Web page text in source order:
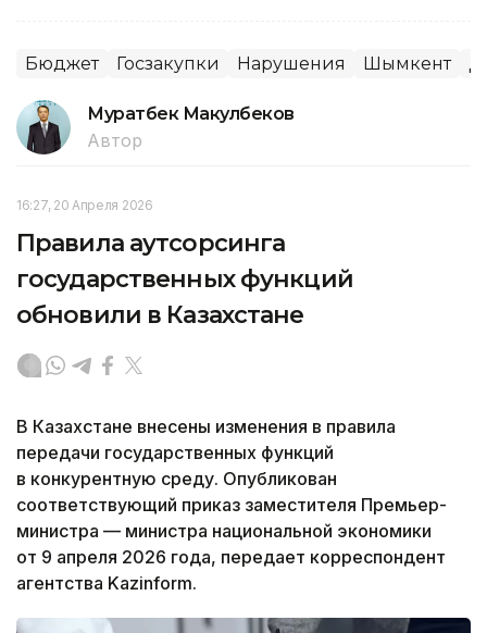
Бюджет Госзакупки Нарушения Шымкент
Муратбек Макулбеков
Автор
16:27, 20 Апреля 2026
Правила аутсорсинга
государственных функций
обновили в Казахстане
В Казахстане внесены изменения в правила
передачи государственных функций
в конкурентную среду. Опубликован
соответствующий приказ заместителя Премьер-
министра — министра национальной экономики
от 9 апреля 2026 года, передает корреспондент
агентства Kazinform.